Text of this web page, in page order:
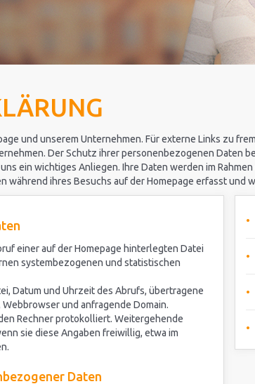
und unserem Unternehmen. Für externe Links zu
Der Schutz ihrer personenbezogenen Daten
ein wichtiges Anliegen. Ihre Daten werden im
während ihres Besuchs auf der Homepage erfasst und
einer auf der Homepage hinterlegten Datei
systembezogenen und statistischen
Datum und Uhrzeit des Abrufs, übertragene
und anfragende Domain.
Rechner protokolliert. Weitergehende
sie diese Angaben freiwillig, etwa im
Daten